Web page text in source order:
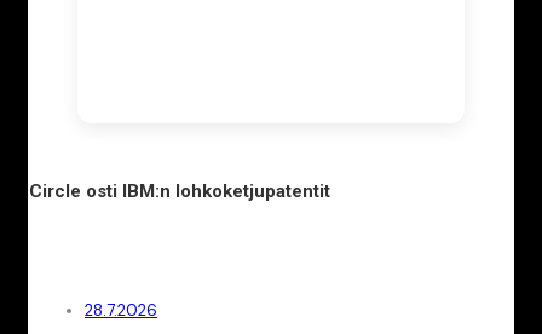
Circle osti IBM:n lohkoketjupatentit
28.7.2026